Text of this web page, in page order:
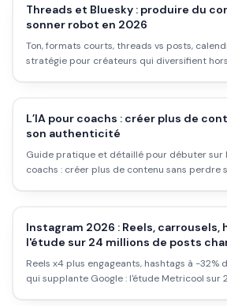
Threads et Bluesky : produire du
sonner robot en 2026
Ton, formats courts, threads vs posts,
stratégie pour créateurs qui diversifient
L’IA pour coachs : créer plus de
son authenticité
Guide pratique et détaillé pour débuter sur
coachs : créer plus de contenu sans perdre
Instagram 2026 : Reels, carrousels,
l'étude sur 24 millions de posts
Reels x4 plus engageants, hashtags à -32%
qui supplante Google : l'étude Metricool sur